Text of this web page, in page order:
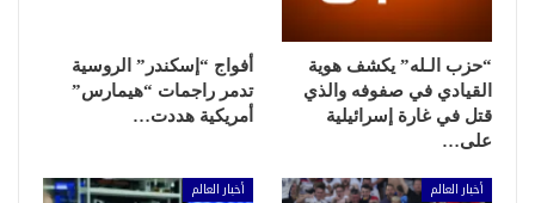
“حزب الـله” يكشف هوية
القيادي في صفوفه والذي
قتل في غارة إسرائيلية
على…
أفواج “إسكندر” الروسية
تدمر راجمات “هيمارس”
أمريكية هددت…
أخبار العالم أخبار العالم